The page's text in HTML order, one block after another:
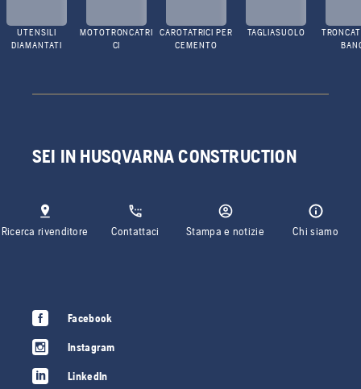
UTENSILI
DIAMANTATI
MOTOTRONCATRI
CI
CAROTATRICI PER
CEMENTO
TAGLIASUOLO
SEI IN HUSQVARNA CONSTRUCTION
Ricerca rivenditore Contattaci Stampa e notizie Chi siamo
Facebook
Instagram
LinkedIn